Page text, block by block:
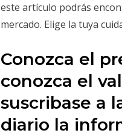
este artículo podrás
mercado. Elige la tuya
Conozca el
conozca el
suscribase a
diario la